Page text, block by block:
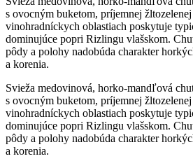
s ovocným buketom, príjemnej
vinohradníckych oblastiach poskytuje
dominujúce popri Rizlingu vlašskom.
pôdy a polohy nadobúda charakter
a korenia.
Svieža medovinová, horko-mandľová
s ovocným buketom, príjemnej
vinohradníckych oblastiach poskytuje
dominujúce popri Rizlingu vlašskom.
pôdy a polohy nadobúda charakter
a korenia.